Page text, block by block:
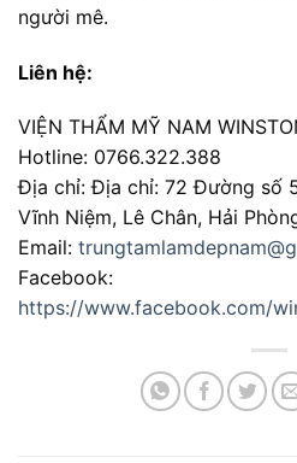
người mê.
Liên hệ:
VIỆN THẨM MỸ NAM
Hotline: 0766.322.388
Địa chỉ: Địa chỉ: 72 Đường số
Vĩnh Niệm, Lê Chân, Hải
Email:
Facebook:
https://www.facebook.com/